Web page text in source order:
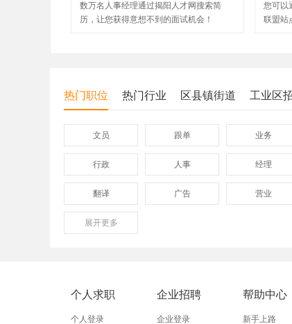
数万名人事经理通过揭阳人才网搜索简
历，让您获得意想不到的面试机会！
您可以
联盟站
热门职位 热门行业 区县镇街道 工业区
文员 跟单 业务
行政 人事 经理
翻译 广告 营业
保险
展开更多
个人求职
个人登录
企业招聘
企业登录
帮助中心
新手上路